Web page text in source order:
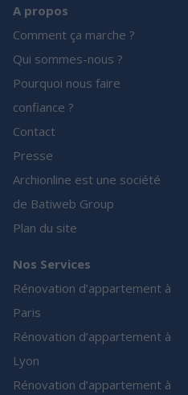
A propos
Comment ça marche ?
Qui sommes-nous ?
Pourquoi nous faire
confiance ?
Contact
Presse
Archionline est une société
de Batiweb Group
Plan du site
Nos Services
Rénovation d’appartement à
Paris
Rénovation d’appartement à
Lyon
Rénovation d’appartement à